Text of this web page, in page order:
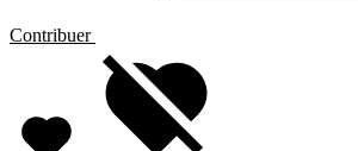
Contribuer